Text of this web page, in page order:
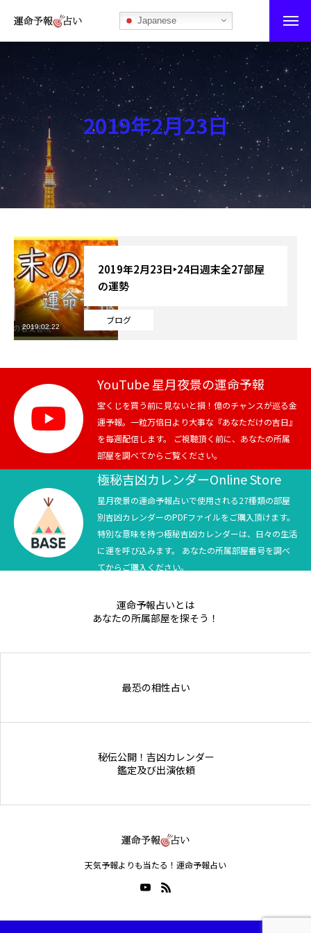
Japanese
運命予報占い
運命予報占いとは
あなたの所属部屋を探そう！
最恐の相性占い
秘伝公開！吉凶カレンダー
記事カテゴリー
ブログ
お知らせ
芸能界
テニス
スポーツ
競馬
テニス四大大会・五輪
テニス四大大会・五輪
2019年2月23日
ブログ
2019年2月23日‣24日週末全27部屋
の運勢
2019.02.22
YouTube 星月夜景の運命予報
宝くじを買う前に見ないと損！億のチャンスが巡る金
運予報。一粒万倍日より大事な『あなただけの吉日』
を毎週配信します。 ご視聴頂く前に、あなたの所属
部屋を調べてからご覧ください。
極秘吉凶カレンダーOnline Store
星月夜景の運命予報占いで使用される27種類の部屋
別吉凶カレンダーのPDFファイルをご購入頂けます。
特別な意味を持つ極秘吉凶カレンダーは、日々の生活
に運を呼び込みます。 あなたの所属部屋番号を調べ
てからご購入ください。
運命予報占いとは
あなたの所属部屋を探そう！
最恐の相性占い
秘伝公開！吉凶カレンダー
鑑定及び出演依頼
天気予報よりも当たる！運命予報占い